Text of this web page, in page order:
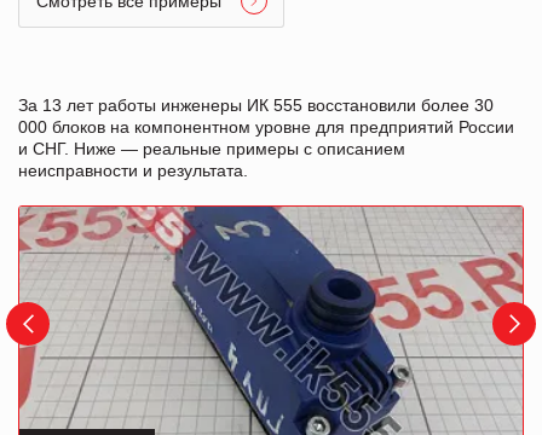
За 13 лет работы инженеры ИК 555 восстановили более 30
000 блоков на компонентном уровне для предприятий России
и СНГ. Ниже — реальные примеры с описанием
неисправности и результата.